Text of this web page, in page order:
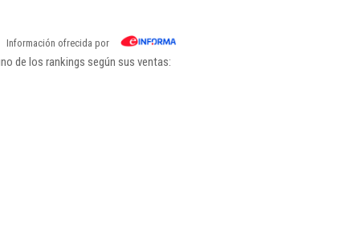
Información ofrecida por
de los rankings según sus ventas: